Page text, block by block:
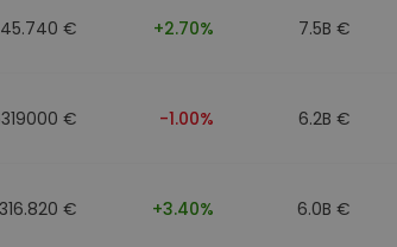
€ +2.70% 7.5B €
€ -1.00% 6.2B €
316.820 € +3.40% 6.0B €